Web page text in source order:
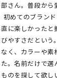
さん。普段から
初めてのブラン
に楽しかった
やすさだとい
く、カラーや素
。名前だけで選
のを探して欲し